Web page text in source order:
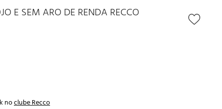
E SEM ARO DE RENDA RECCO
noclube Recco